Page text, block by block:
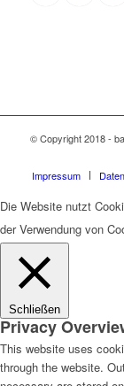
© Copyright 2018 -
Impressum
Die Website nutzt
der Verwendung von
Schließen
Privacy
This website uses
through the website.